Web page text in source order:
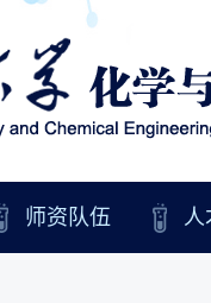
师资队伍 人